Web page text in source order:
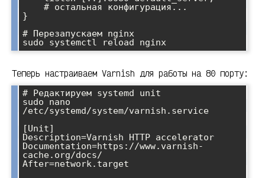
}
# Перезапускаем nginx
Теперь настраиваем Varnish для работы на 80 порту:
# Редактируем systemd unit
sudo nano
/etc/systemd/system/varnish.service
[Unit]
Description=Varnish HTTP accelerator
Documentation=https://www.varnish-
cache.org/docs/
After=network.target